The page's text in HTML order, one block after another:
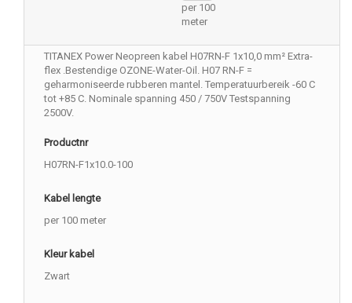
per 100
meter
TITANEX Power Neopreen kabel H07RN-F 1x10,0 mm² Extra-
flex .Bestendige OZONE-Water-Oil. H07 RN-F =
geharmoniseerde rubberen mantel. Temperatuurbereik -60 C
tot +85 C. Nominale spanning 450 / 750V Testspanning
2500V.
Productnr
H07RN-F1x10.0-100
Kabel lengte
per 100 meter
Kleur kabel
Zwart